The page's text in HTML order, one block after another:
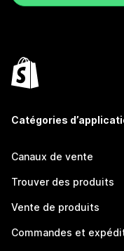
Catégories
Canaux de vente
Trouver des produits
Vente de produits
Commandes et